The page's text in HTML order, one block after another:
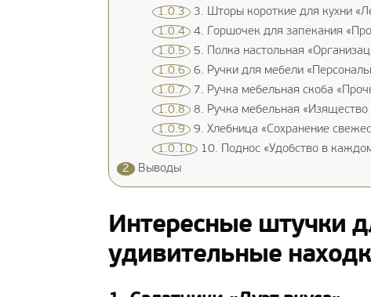
1.0.3
3. Шторы короткие для кухни
1.0.4
4. Горшочек для запекания
1.0.5
5. Полка настольная
1.0.6
6. Ручки для мебели
1.0.7
7. Ручка мебельная скоба
1.0.8
8. Ручка мебельная «Изящество
1.0.9
9. Хлебница «Сохранение
1.0.10
10. Поднос «Удобство в
2
Выводы
Интересные штучки
удивительные